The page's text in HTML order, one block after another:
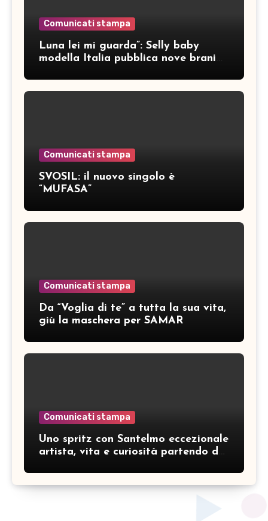
Comunicati stampa
Luna lei mi guarda”: Selly baby
modella Italia pubblica nove brani
Comunicati stampa
SVOSIL: il nuovo singolo è
“MUFASA”
Comunicati stampa
Da “Voglia di te” a tutta la sua vita,
giù la maschera per SAMAR
Comunicati stampa
Uno spritz con Santelmo eccezionale
artista, vita e curiosità partendo da